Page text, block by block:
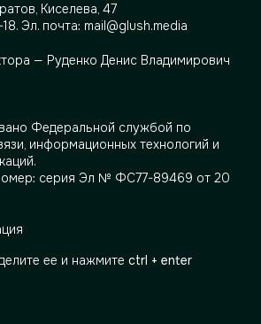
Киселева, 47
. Эл. почта: mail@glush.media
— Руденко Денис Владимирович
Федеральной службой по
информационных технологий и
серия Эл № ФС77-89469 от 20
ее и нажмите ctrl + enter